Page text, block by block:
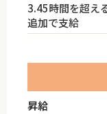
3.45時間を超え
追加で支給
昇給